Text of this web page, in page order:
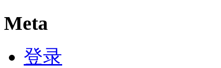
Meta
登录